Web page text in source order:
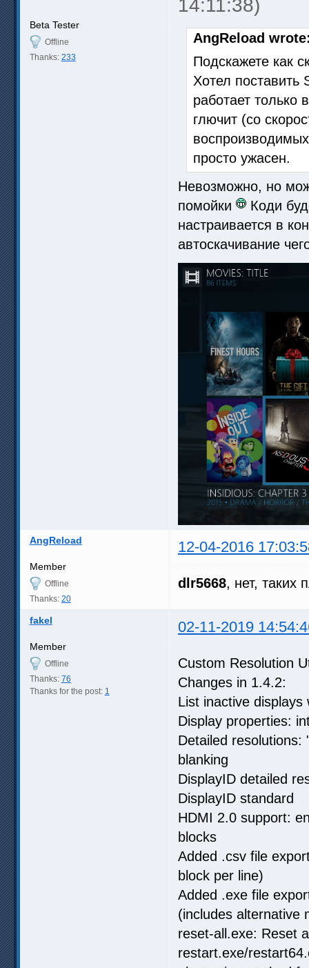
14:11:38)
Beta Tester
Offline
Thanks: 233
AngReload
Подскажете как
Хотел поставить
работает только
глючит (со
просто ужасен.
Невозможно, но
помойки
Коди
настраивается в
автоскачивание
AngReload 12-04-2016
Member
Offline
Thanks: 20
dlr5668, нет, таких
fakel 02-11-2019
Member
Offline
Thanks: 76
Thanks for the post: 1
Custom Resolution
Changes in 1.4.2:
List inactive displays
Display properties:
Detailed resolutions:
blanking
DisplayID detailed
DisplayID standard
HDMI 2.0 support:
blocks
Added .csv file
block per line)
Added .exe file
(includes alternative
reset-all.exe: Reset
restart.exe/